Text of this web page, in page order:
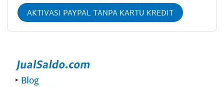
AKTIVASI PAYPAL TANPA KARTU KREDIT
‣ Blog